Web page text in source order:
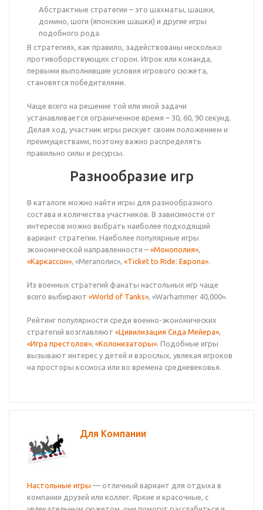
Абстрактные стратегии – это шахматы, шашки,
домино, шоги (японские шашки) и другие игры
подобного рода.
В стратегиях, как правило, задействованы несколько
противоборствующих сторон. Игрок или команда,
первыми выполнившие условия игрового сюжета,
становятся победителями.
Чаще всего на решение той или иной задачи
устанавливается ограниченное время – 30, 60, 90 секунд.
Делая ход, участник игры рискует своим положением и
преимуществами, поэтому важно распределять
правильно силы и ресурсы.
Разнообразие игр
В каталоге можно найти игры для разнообразного
состава и количества участников. В зависимости от
интересов можно выбрать наиболее подходящий
вариант стратегии. Наиболее популярные игры
экономической направленности – «Монополия»,
«Каркассон», «Мегаполис», «Ticket to Ride: Европа».
Из военных стратегий фанаты настольных игр чаще
всего выбирают «World of Tanks», «Warhammer 40,000».
Рейтинг популярности среди военно-экономических
стратегий возглавляют «Цивилизация Сида Мейера»,
«Игра престолов», «Колонизаторы». Подобные игры
вызывают интерес у детей и взрослых, увлекая игроков
на просторы космоса или во времена средневековья.
Для Компании
Настольные игры — отличный вариант для отдыха в
компании друзей или коллег. Яркие и красочные, с